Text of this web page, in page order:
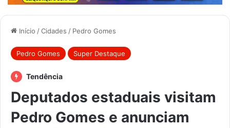
Início /Cidades / Pedro Gomes
Pedro Gomes Super Destaque
Tendência
Deputados estaduais visitam
Pedro Gomes e anunciam